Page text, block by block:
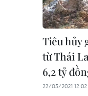
Tiêu hủy
từ Thái
6,2 tỷ
22/05/2021 12:02